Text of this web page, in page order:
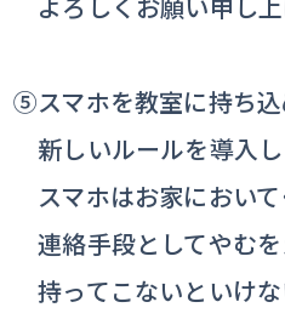
⑤スマホを教室に持ち込
新しいルールを導入し
スマホはお家において
連絡手段としてやむ
持ってこないといけ